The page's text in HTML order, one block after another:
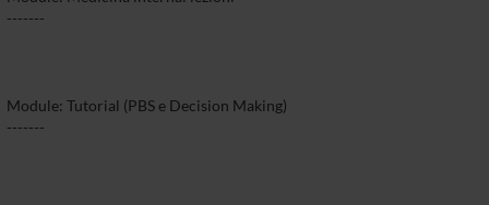
-------
Module: Tutorial (PBS e Decision Making)
-------